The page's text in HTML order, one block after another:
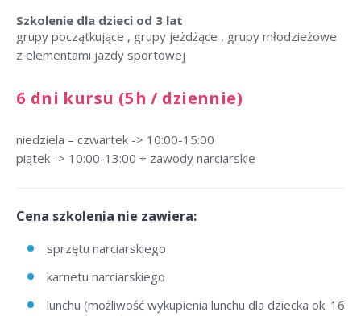
Szkolenie dla dzieci od 3 lat
grupy początkujące , grupy jeżdżące , grupy młodzieżowe
z elementami jazdy sportowej
6 dni kursu (5h / dziennie)
niedziela – czwartek -> 10:00-15:00
piątek -> 10:00-13:00 + zawody narciarskie
Cena szkolenia nie zawiera:
sprzętu narciarskiego
karnetu narciarskiego
lunchu (możliwość wykupienia lunchu dla dziecka ok. 16